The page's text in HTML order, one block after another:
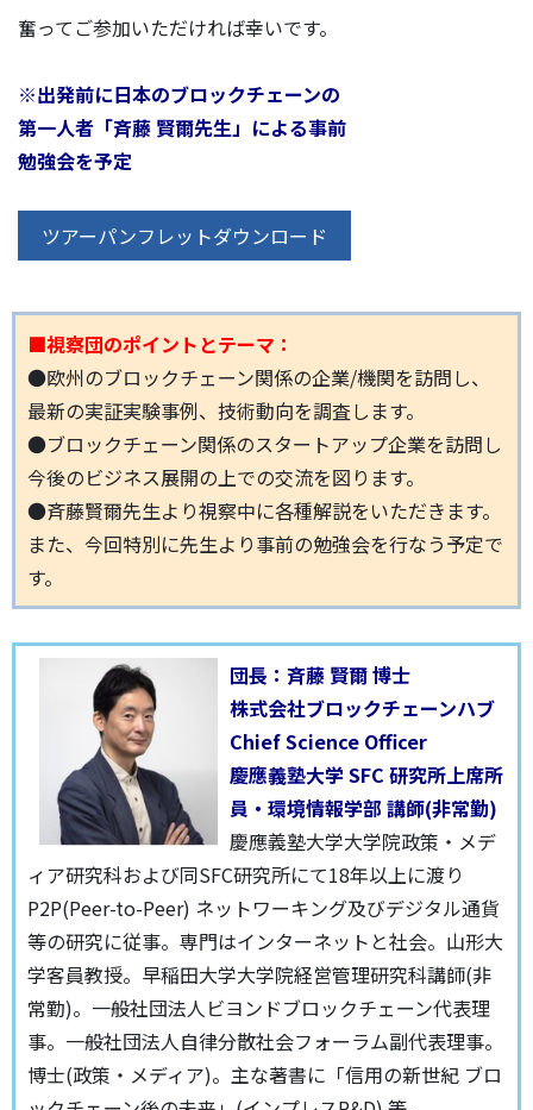
奮ってご参加いただければ幸いです。
※出発前に日本のブロックチェーンの
第一人者「斉藤 賢爾先生」による事前
勉強会を予定
ツアーパンフレットダウンロード
■視察団のポイントとテーマ：
●欧州のブロックチェーン関係の企業/機関を訪問し、
最新の実証実験事例、技術動向を調査します。
●ブロックチェーン関係のスタートアップ企業を訪問し
今後のビジネス展開の上での交流を図ります。
●斉藤賢爾先生より視察中に各種解説をいただきます。
また、今回特別に先生より事前の勉強会を行なう予定で
す。
団長：斉藤 賢爾 博士
株式会社ブロックチェーンハブ
Chief Science Officer
慶應義塾大学 SFC 研究所上席所
員・環境情報学部 講師(非常勤)
慶應義塾大学大学院政策・メデ
ィア研究科および同SFC研究所にて18年以上に渡り
P2P(Peer-to-Peer) ネットワーキング及びデジタル通貨
等の研究に従事。専門はインターネットと社会。山形大
学客員教授。早稲田大学大学院経営管理研究科講師(非
常勤)。一般社団法人ビヨンドブロックチェーン代表理
事。一般社団法人自律分散社会フォーラム副代表理事。
博士(政策・メディア)。主な著書に「信用の新世紀 ブロ